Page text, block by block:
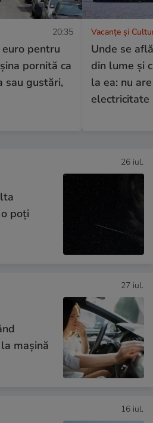
20:35
pentru
pornită ca
sau gustări,
Vacanțe și
Unde se
din lume și
la ea: nu
electricitate
26 iul.
poți
27 iul.
mașină
16 iul.